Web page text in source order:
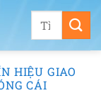
Tìm
HIỆU GIAO
CÁI